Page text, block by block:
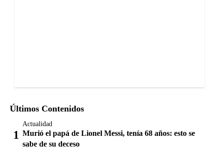
Últimos Contenidos
Actualidad
Murió el papá de Lionel Messi, tenía 68 años: esto se
sabe de su deceso